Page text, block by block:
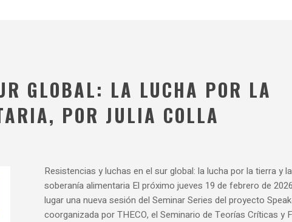
GLOBAL: LA LUCHA POR LA
POR JULIA COLLA
Resistencias y luchas en el sur global: la lucha por la tierra y la
soberanía alimentaria El próximo jueves 19 de febrero de
lugar una nueva sesión del Seminar Series del proyecto
coorganizada por THECO, el Seminario de Teorías Críticas y